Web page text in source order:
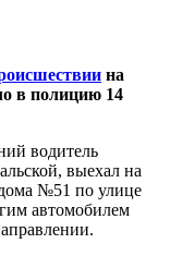
на
в полицию 14
водитель
выехал на
№51 по улице
автомобилем